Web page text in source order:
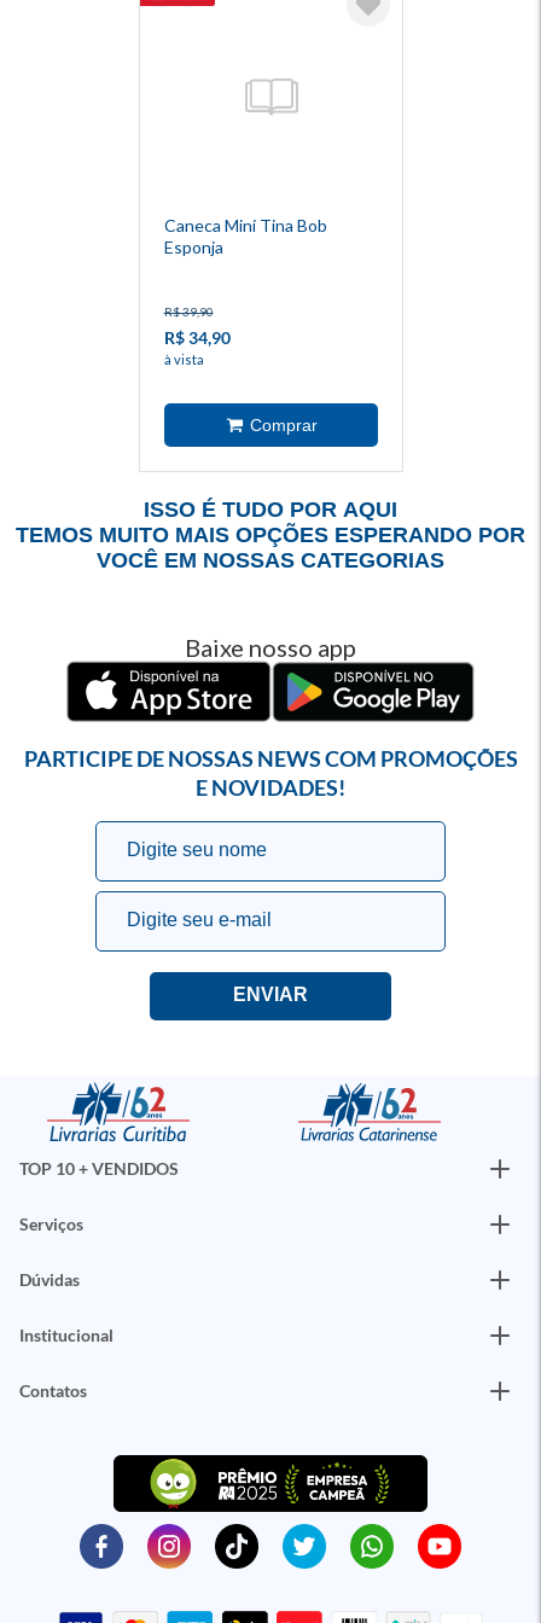
Caneca Mini Tina Bob
Esponja
R$ 39,90
R$ 34,90
à vista
ISSO É TUDO POR AQUI
TEMOS MUITO MAIS OPÇÕES ESPERANDO POR
VOCÊ EM NOSSAS CATEGORIAS
Baixe nosso app
PARTICIPE DE NOSSAS NEWS COM PROMOÇÕES
E NOVIDADES!
TOP 10 + VENDIDOS
Serviços
Dúvidas
Institucional
Contatos